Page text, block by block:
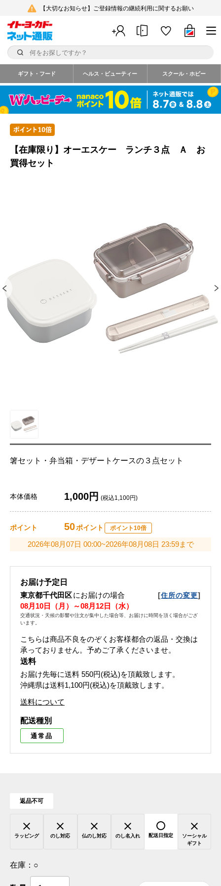
【大切なお知らせ】ご登録情報の継続利用に関するお願い
ギフト・フード ヘルス・ビューティー スクール・ホビー
【在庫限り】オーエスケー ランチ３点 Ａ お
買得セット
箸セット・弁当箱・デザートケースの３点セット
本体価格 1,000円 (税込1,100円)
ポイント 50ポイント ポイント10倍
2026年08月07日 00:00~2026年08月08日 23:59まで
お届け予定日
東京都千代田区にお届けの場合 [住所の変更]
08月10日（月）～08月12日（水）
交通状況・天候の影響や注文が集中した場合等、お届けに時間を頂く場合がござ
います。
こちらは商品不良をのぞくお客様都合の返品・交換は
承っておりません。予めご了承くださいませ。
送料
お届け先毎に送料 550円(税込)を頂戴致します。
沖縄県は送料1,100円(税込)を頂戴致します。
送料について
配送種別
通常品
返品不可
ラッピング のし対応 仏のし対応 のし名入れ 配送日指定
ソーシャル
ギフト
在庫： ○